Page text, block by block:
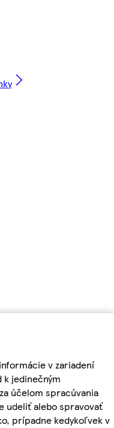
v zariadení
jedinečným
účelom spracúvania
udeliť alebo spravovať
prípadne kedykoľvek v